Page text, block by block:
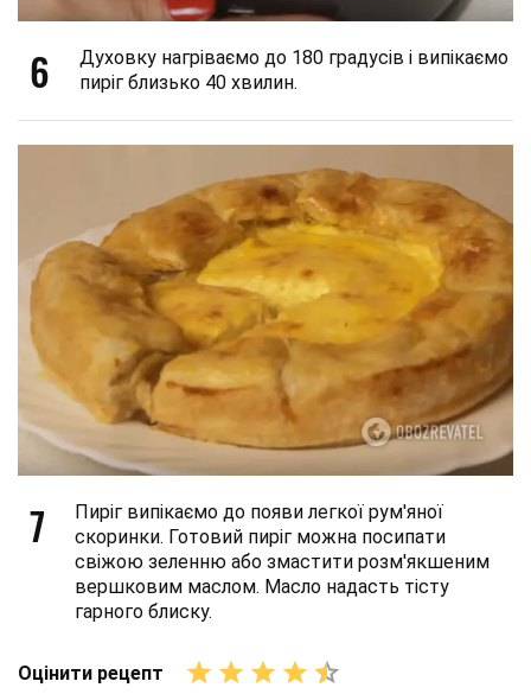
6
Духовку нагріваємо до 180 градусів і випікаємо
пиріг близько 40 хвилин.
7
Пиріг випікаємо до появи легкої рум'яної
скоринки. Готовий пиріг можна посипати
свіжою зеленню або змастити розм'якшеним
вершковим маслом. Масло надасть тісту
гарного блиску.
Оцінити рецепт